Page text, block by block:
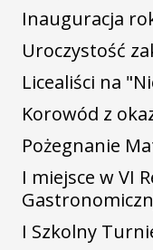
Inauguracja
Uroczystość
Licealiści na
Korowód z
Pożegnanie
I miejsce w VI
I Szkolny